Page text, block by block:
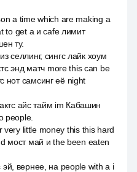
a time which are making a
to get a и cafe лимит
ту.
селлинг, сингс лайк хоум
энд матч more this can be
нот самсинг её night
айс тайм im Кабашин
people.
very little money this this hard
мост май и the been eaten
вернее, на people with a i